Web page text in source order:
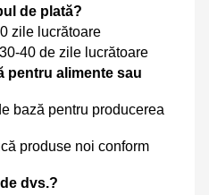
de plată?
zile lucrătoare
40 de zile lucrătoare
pentru alimente sau
bază pentru producerea
produse noi conform
dvs.?